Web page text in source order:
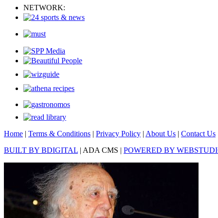
NETWORK:
Home | Terms & Conditions | Privacy Policy | About Us | Contact Us
BUILT BY BDIGITAL | ADA CMS | POWERED BY